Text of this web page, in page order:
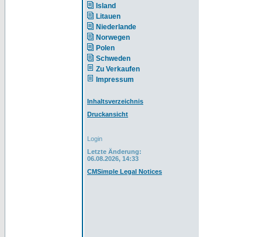
Island
Litauen
Niederlande
Norwegen
Polen
Schweden
Zu Verkaufen
Impressum
Inhaltsverzeichnis
Druckansicht
Login
Letzte Änderung:
06.08.2026, 14:33
CMSimple Legal Notices